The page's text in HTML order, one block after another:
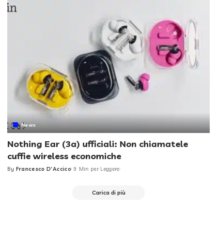
News
Nothing Ear (3a) ufficiali: Non chiamatele
cuffie wireless economiche
Posted
By Francesco D'Accico 9 Min per Leggere
Carica di più